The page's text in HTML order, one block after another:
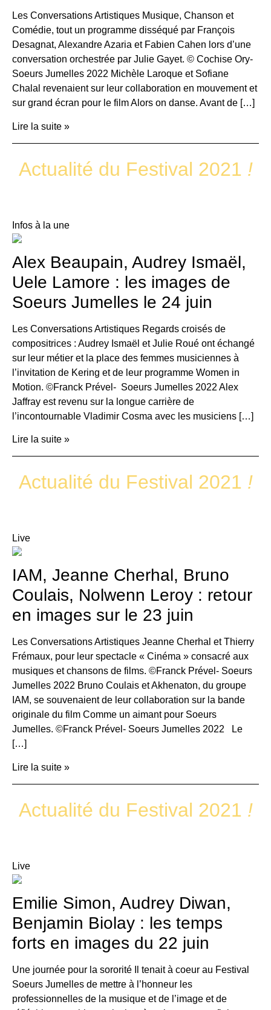
Les Conversations Artistiques Musique, Chanson et
Comédie, tout un programme disséqué par François
Desagnat, Alexandre Azaria et Fabien Cahen lors d’une
conversation orchestrée par Julie Gayet. © Cochise Ory-
Soeurs Jumelles 2022 Michèle Laroque et Sofiane
Chalal revenaient sur leur collaboration en mouvement et
sur grand écran pour le film Alors on danse. Avant de […]
Lire la suite »
Actualité du Festival 2021 !
Infos à la une
Alex Beaupain, Audrey Ismaël,
Uele Lamore : les images de
Soeurs Jumelles le 24 juin
Les Conversations Artistiques Regards croisés de
compositrices : Audrey Ismaël et Julie Roué ont échangé
sur leur métier et la place des femmes musiciennes à
l’invitation de Kering et de leur programme Women in
Motion. ©Franck Prével- Soeurs Jumelles 2022 Alex
Jaffray est revenu sur la longue carrière de
l’incontournable Vladimir Cosma avec les musiciens […]
Lire la suite »
Actualité du Festival 2021 !
Live
IAM, Jeanne Cherhal, Bruno
Coulais, Nolwenn Leroy : retour
en images sur le 23 juin
Les Conversations Artistiques Jeanne Cherhal et Thierry
Frémaux, pour leur spectacle « Cinéma » consacré aux
musiques et chansons de films. ©️Franck Prével- Soeurs
Jumelles 2022 Bruno Coulais et Akhenaton, du groupe
IAM, se souvenaient de leur collaboration sur la bande
originale du film Comme un aimant pour Soeurs
Jumelles. ©️Franck Prével- Soeurs Jumelles 2022 Le
[…]
Lire la suite »
Actualité du Festival 2021 !
Live
Emilie Simon, Audrey Diwan,
Benjamin Biolay : les temps
forts en images du 22 juin
Une journée pour la sororité Il tenait à coeur au Festival
Soeurs Jumelles de mettre à l’honneur les
professionnelles de la musique et de l’image et de